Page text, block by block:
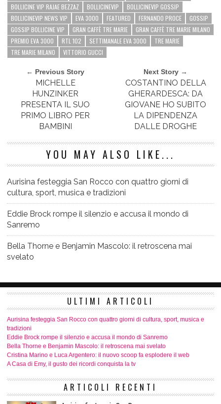
BOLLICINE VIP RAJAE BEZZAZ
BOLLICINEVIP
BOLLICINEVIP GOSSIP
BOLLICINEVIP NEWS VIP
EVA 3000 FEATURED FERNANDO PROCE
GOSSIP
GOSSIP BOLLICINE VIP
GRAN CAFFÈ TRE MARIE
GRAN CAFFÈ TRE MARIE MILANO
PREMIO EVA 3000
RTL 102 SETTIMANALE EVA 3000
TRE MARIE
TRE MARIE MILANO
VITTORIO GUCCI
← Previous Story
MICHELLE
HUNZINKER
PRESENTA IL SUO
PRIMO LIBRO PER
BAMBINI
Next Story →
COSTANTINO DELLA
GHERARDESCA: DA
GIOVANE HO SUBITO
LA DIPENDENZA
DALLE DROGHE
YOU MAY ALSO LIKE...
Aurisina festeggia San Rocco con quattro giorni di
cultura, sport, musica e tradizioni
Eddie Brock rompe il silenzio e accusa il mondo di
Sanremo
Bella Thorne e Benjamin Mascolo: il retroscena mai
svelato
ULTIMI ARTICOLI
Aurisina festeggia San Rocco con quattro giorni di cultura, sport, musica e
tradizioni
Eddie Brock rompe il silenzio e accusa il mondo di Sanremo
Bella Thorne e Benjamin Mascolo: il retroscena mai svelato
Cristina Marino e Luca Argentero: il nuovo scoop fa esplodere il web
A Casa di Emy, il gusto dei ricordi conquista la tv
ARTICOLI RECENTI